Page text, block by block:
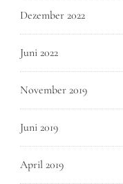
Dezember 2022
Juni 2022
November 2019
Juni 2019
April 2019